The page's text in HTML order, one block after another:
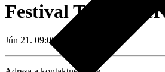
Festival Tündérkert
Jún 21. 09:00